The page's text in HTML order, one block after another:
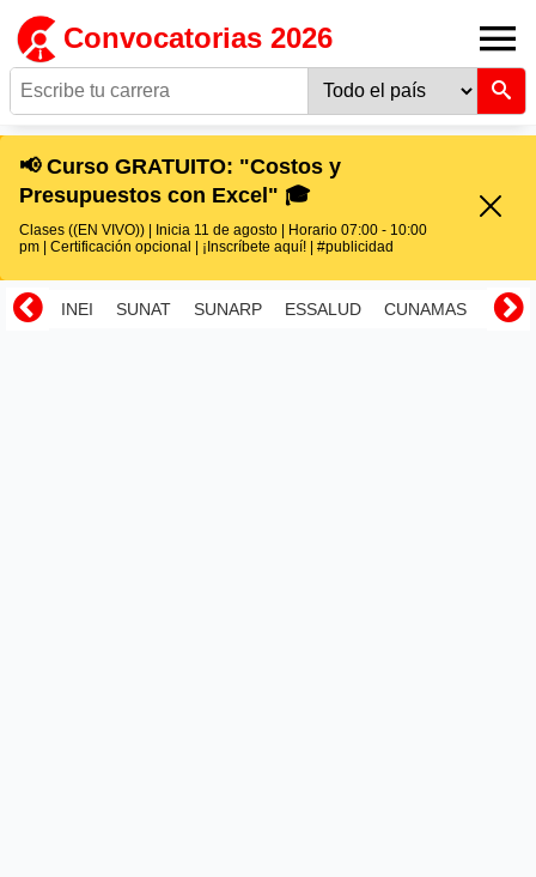
Convocatorias 2026
📢 Curso GRATUITO: "Costos y
Presupuestos con Excel" 🎓
Clases ((EN VIVO)) | Inicia 11 de agosto | Horario 07:00 - 10:00
pm | Certificación opcional | ¡Inscríbete aquí! | #publicidad
INEI SUNAT SUNARP ESSALUD CUNAMAS